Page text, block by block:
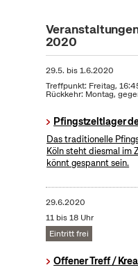
2020
29.5. bis1.6.2020
Treffpunkt: Freitag,
Rückkehr: Montag,
Pfingstzeltlager
Das traditionelle
Köln steht diesmal im
könnt gespannt sein.
29.6.2020
11 bis 18 Uhr
Eintritt frei
Offener Treff /